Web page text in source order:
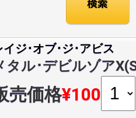
イジ･オブ･ジ･アビス
タル･デビルゾア
売価格¥100